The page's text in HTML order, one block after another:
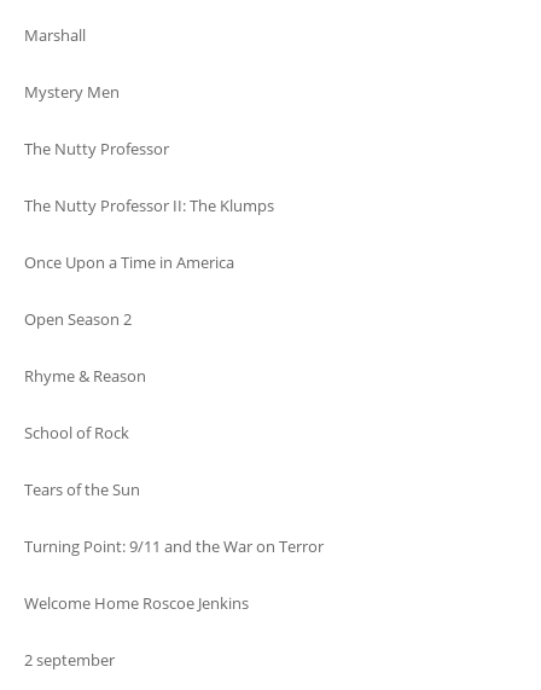
Marshall
Mystery Men
The Nutty Professor
The Nutty Professor II: The Klumps
Once Upon a Time in America
Open Season 2
Rhyme & Reason
School of Rock
Tears of the Sun
Turning Point: 9/11 and the War on Terror
Welcome Home Roscoe Jenkins
2 september